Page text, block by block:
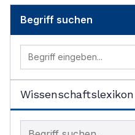
Begriff suchen
Wissenschaftslexikon
Begriff im Lexikon suchen